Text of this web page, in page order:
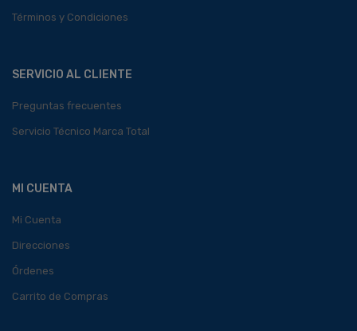
Términos y Condiciones
SERVICIO AL CLIENTE
Preguntas frecuentes
Servicio Técnico Marca Total
MI CUENTA
Mi Cuenta
Direcciones
Órdenes
Carrito de Compras